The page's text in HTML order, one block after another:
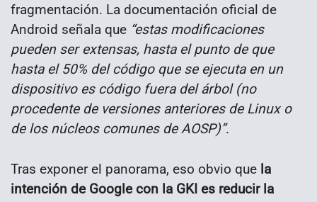
fragmentación. La documentación oficial de
Android señala que “estas modificaciones
pueden ser extensas, hasta el punto de que
hasta el 50% del código que se ejecuta en un
dispositivo es código fuera del árbol (no
procedente de versiones anteriores de Linux o
de los núcleos comunes de AOSP)”.
Tras exponer el panorama, eso obvio que la
intención de Google con la GKI es reducir la